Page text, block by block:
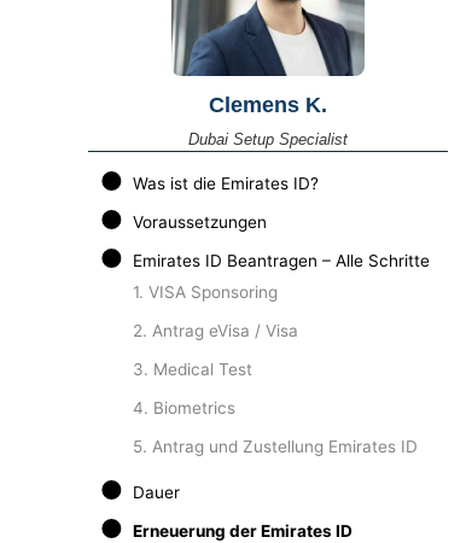
Clemens K.
Dubai Setup Specialist
Was ist die Emirates ID?
Voraussetzungen
Emirates ID Beantragen – Alle Schritte
1. VISA Sponsoring
2. Antrag eVisa / Visa
3. Medical Test
4. Biometrics
5. Antrag und Zustellung Emirates ID
Dauer
Erneuerung der Emirates ID